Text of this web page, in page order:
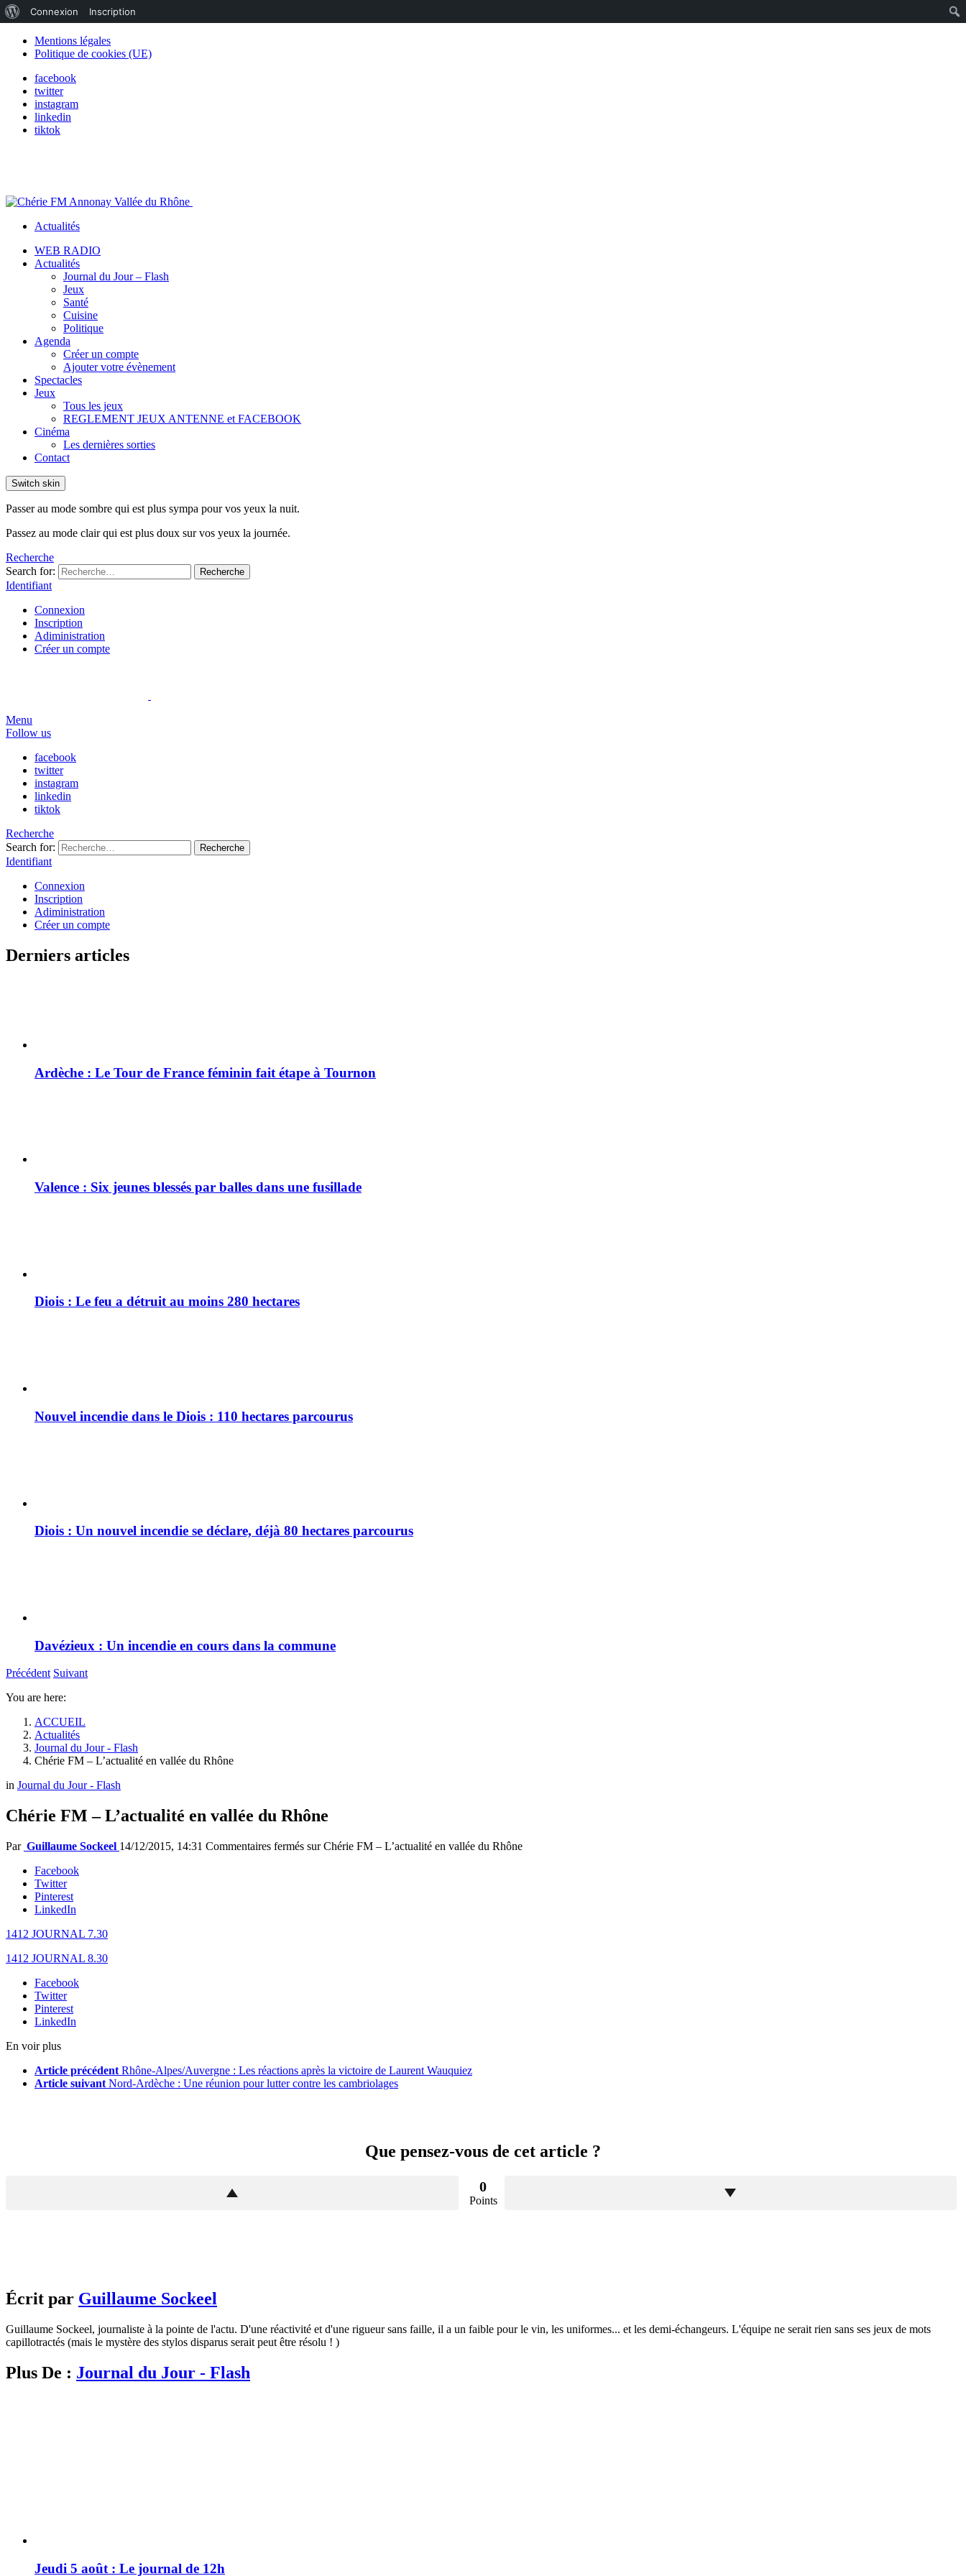
Mentions légales
Politique de cookies (UE)
facebook
twitter
instagram
linkedin
tiktok
Actualités
WEB RADIO
Actualités
Journal du Jour – Flash
Jeux
Santé
Cuisine
Politique
Agenda
Créer un compte
Ajouter votre évènement
Spectacles
Jeux
Tous les jeux
REGLEMENT JEUX ANTENNE et FACEBOOK
Cinéma
Les dernières sorties
Contact
Switch skin
Passer au mode sombre qui est plus sympa pour vos yeux la nuit.
Passez au mode clair qui est plus doux sur vos yeux la journée.
Recherche
Search for:
Recherche
Identifiant
Connexion
Inscription
Adiministration
Créer un compte
Menu
Follow us
facebook
twitter
instagram
linkedin
tiktok
Recherche
Search for:
Recherche
Identifiant
Connexion
Inscription
Adiministration
Créer un compte
Derniers articles
Ardèche : Le Tour de France féminin fait étape à Tournon
Valence : Six jeunes blessés par balles dans une fusillade
Diois : Le feu a détruit au moins 280 hectares
Nouvel incendie dans le Diois : 110 hectares parcourus
Diois : Un nouvel incendie se déclare, déjà 80 hectares parcourus
Davézieux : Un incendie en cours dans la commune
Précédent Suivant
You are here:
ACCUEIL
Actualités
Journal du Jour - Flash
Chérie FM – L’actualité en vallée du Rhône
in Journal du Jour - Flash
Chérie FM – L’actualité en vallée du Rhône
Par Guillaume Sockeel 14/12/2015, 14:31 Commentaires fermés sur Chérie FM – L’actualité en vallée du Rhône
Facebook
Twitter
Pinterest
LinkedIn
1412 JOURNAL 7.30
1412 JOURNAL 8.30
Facebook
Twitter
Pinterest
LinkedIn
En voir plus
Article précédent Rhône-Alpes/Auvergne : Les réactions après la victoire de Laurent Wauquiez
Article suivant Nord-Ardèche : Une réunion pour lutter contre les cambriolages
Que pensez-vous de cet article ?
0
Points
Écrit par Guillaume Sockeel
Guillaume Sockeel, journaliste à la pointe de l'actu. D'une réactivité et d'une rigueur sans faille, il a un faible pour le vin, les uniformes... et les demi-échangeurs. L'équipe ne serait rien sans ses jeux de mots
capillotractés (mais le mystère des stylos disparus serait peut être résolu ! )
Plus De : Journal du Jour - Flash
Jeudi 5 août : Le journal de 12h
de
WordPress
Connexion Inscription